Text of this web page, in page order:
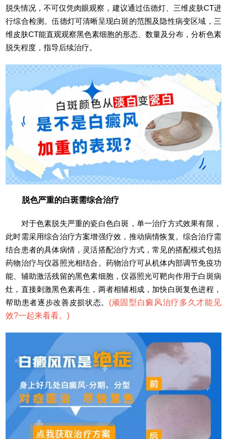
脱失情况，不可仅凭肉眼观察，建议通过伍德灯、三维皮肤CT进
行综合检测。伍德灯可清晰呈现白斑的范围及隐性病变区域，三
维皮肤CT能直观观察黑色素细胞的形态、数量及分布，分析色素
脱失程度，指导后续治疗。
脱色严重的白斑需综合治疗
对于色素脱失严重的瓷白色白斑，单一治疗方式效果有限，
此时需采用综合治疗方案增强疗效，推动病情恢复。综合治疗需
结合患者的具体病情，灵活搭配治疗方式，常见的搭配模式包括
药物治疗与仪器照光相结合。药物治疗可从机体内部调节免疫功
能、辅助激活残留的黑色素细胞，仪器照光可靶向作用于白斑病
灶，直接刺激黑色素再生，两者相辅相成，加快白斑复色进程，
帮助患者逐步改善皮损状态。 (顽固型白癜风治疗多久才能见
效?一起来看看。)